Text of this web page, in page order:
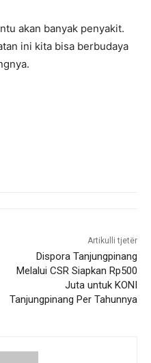
akan banyak penyakit.
ini kita bisa berbudaya
Artikulli tjetër
Dispora Tanjungpinang
Melalui CSR Siapkan Rp500
Juta untuk KONI
Tanjungpinang Per Tahunnya